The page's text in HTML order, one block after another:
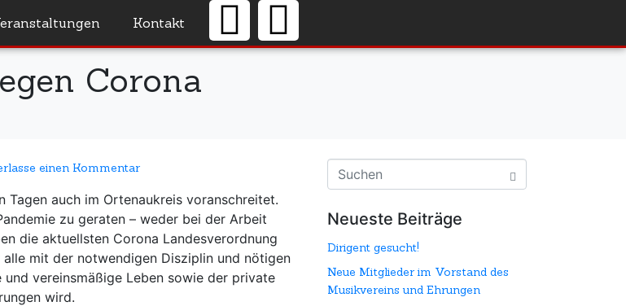
Kontakt
Corona
einen Kommentar
auch im Ortenaukreis voranschreitet.
zu geraten – weder bei der Arbeit
die aktuellsten Corona Landesverordnung
mit der notwendigen Disziplin und nötigen
vereinsmäßige Leben sowie der private
wird.
Neueste Beiträge
Dirigent gesucht!
Neue Mitglieder im Vorstand des
Musikvereins und Ehrungen